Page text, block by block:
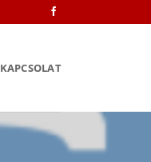
KAPCSOLAT